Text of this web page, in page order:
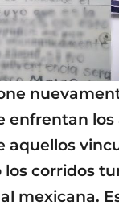
enfrentan los
aquellos
corridos
mexicana.